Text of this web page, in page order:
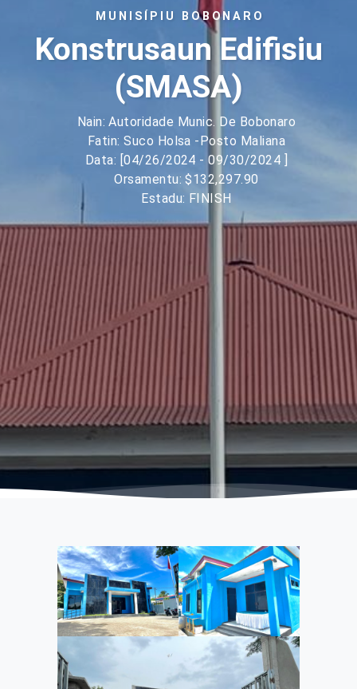
MUNISÍPIU BOBONARO
Konstrusaun Edifisiu
(SMASA)
Nain: Autoridade Munic. De Bobonaro
Fatin: Suco Holsa -Posto Maliana
Data: [04/26/2024 - 09/30/2024 ]
Orsamentu: $132,297.90
Estadu: FINISH